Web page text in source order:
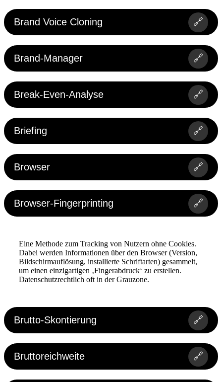
Brand Voice Cloning 🔗
Brand-Manager 🔗
Break-Even-Analyse 🔗
Briefing 🔗
Browser 🔗
Browser-Fingerprinting 🔗
Eine Methode zum Tracking von Nutzern ohne Cookies.
Dabei werden Informationen über den Browser (Version,
Bildschirmauflösung, installierte Schriftarten) gesammelt,
um einen einzigartigen ‚Fingerabdruck‘ zu erstellen.
Datenschutzrechtlich oft in der Grauzone.
Brutto-Skontierung 🔗
Bruttoreichweite 🔗